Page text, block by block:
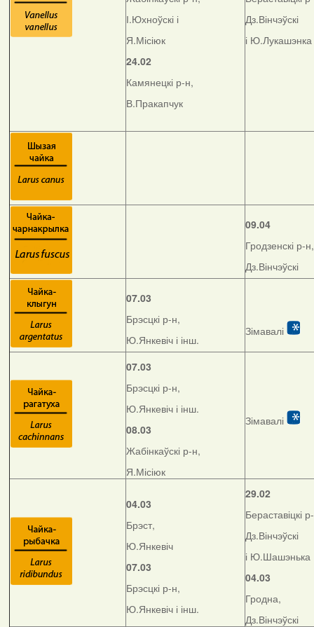
І.Юхноўскі і
Я.Місіюк
24.02
Камянецкі р-н,
В.Пракапчук
Дз.Вінчэўскі
і Ю.Лукашэнка
09.04
Гродзенскі р-н,
Дз.Вінчэўскі
07.03
Брэсцкі р-н,
Ю.Янкевіч і інш.
Зімавалі
07.03
Брэсцкі р-н,
Ю.Янкевіч і інш.
08.03
Жабінкаўскі р-н,
Я.Місіюк
Зімавалі
04.03
Брэст,
Ю.Янкевіч
07.03
Брэсцкі р-н,
Ю.Янкевіч і інш.
29.02
Бераставіцкі
Дз.Вінчэўскі
і Ю.Шашэнька
04.03
Гродна,
Дз.Вінчэўскі